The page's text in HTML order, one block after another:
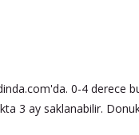
0-4 derece
3 ay saklanabilir.